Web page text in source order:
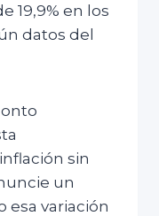
19,9% en los
datos del
sin
un
esa variación